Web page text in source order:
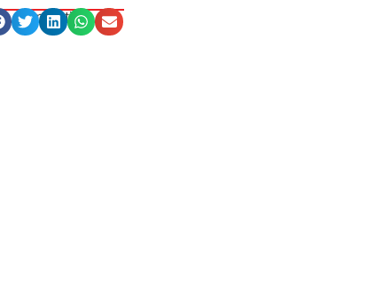
Compartilhe